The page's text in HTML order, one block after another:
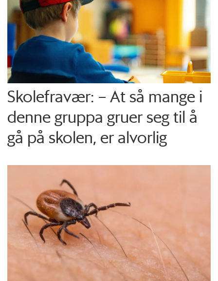
Skolefravær: – At så mange i
denne gruppa gruer seg til å
gå på skolen, er alvorlig